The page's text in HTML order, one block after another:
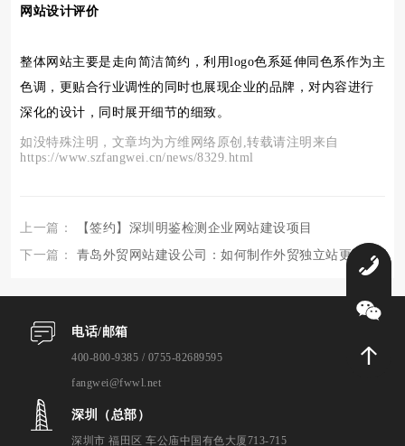
网站设计评价
整体网站主要是走向简洁简约，利用logo色系延伸同色系作为主
色调，更贴合行业调性的同时也展现企业的品牌，对内容进行
深化的设计，同时展开细节的细致。
如没特殊注明，文章均为方维网络原创,转载请注明来自
https://www.szfangwei.cn/news/8329.html
上一篇：
【签约】深圳明鉴检测企业网站建设项目
下一篇： 青岛外贸网站建设公司：如何制作外贸独立站更好？
电话/邮箱
400-800-9385 / 0755-82689595
fangwei@fwwl.net
深圳（总部）
深圳市 福田区 车公庙中国有色大厦713-715